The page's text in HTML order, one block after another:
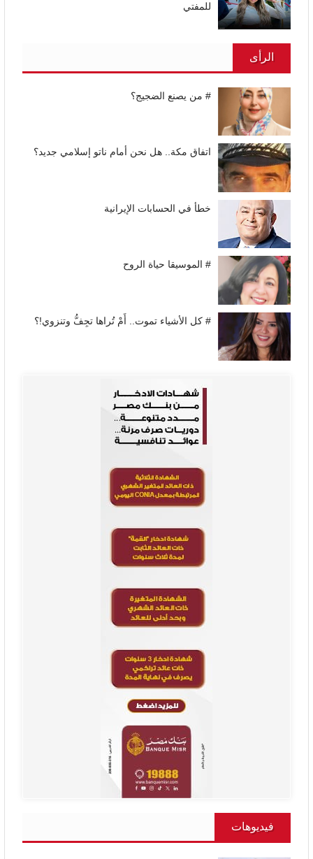
للمفتي
الرأى
# من يصنع الضجيج؟
اتفاق مكة.. هل نحن أمام ناتو إسلامي جديد؟
خطأ في الحسابات الإيرانية
# الموسيقا حياة الروح
# كل الأشياء تموت.. أَمْ تُراها تجِفُّ وتنزوي!؟
فيديوهات